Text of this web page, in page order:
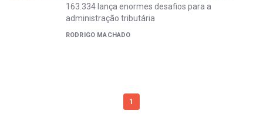
163.334 lança enormes desafios para a
administração tributária
RODRIGO MACHADO
1